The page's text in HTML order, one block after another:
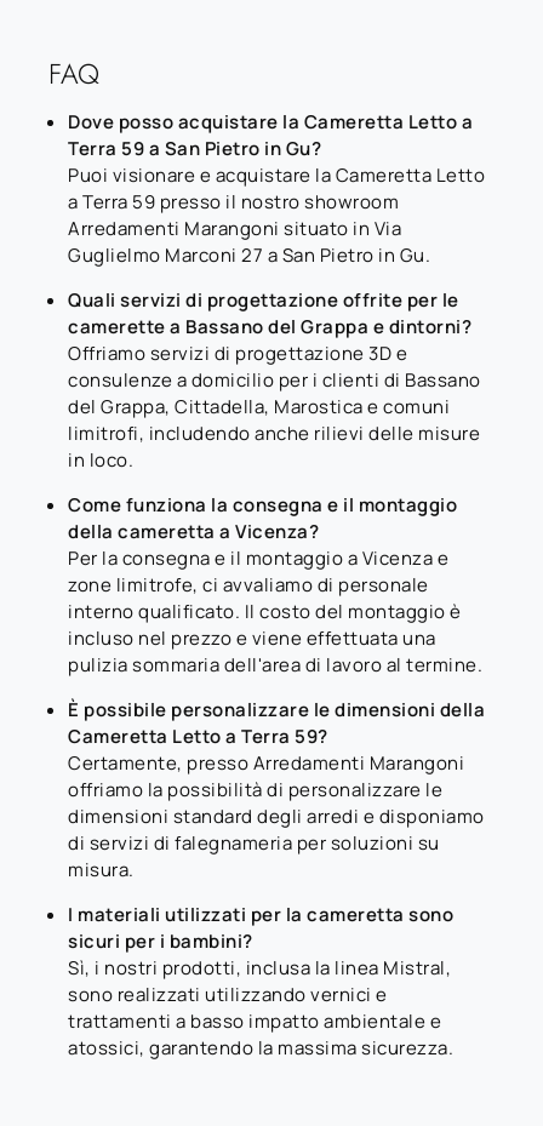
FAQ
Dove posso acquistare la Cameretta Letto a
Terra 59 a San Pietro in Gu?
Puoi visionare e acquistare la Cameretta Letto
a Terra 59 presso il nostro showroom
Arredamenti Marangoni situato in Via
Guglielmo Marconi 27 a San Pietro in Gu.
Quali servizi di progettazione offrite per le
camerette a Bassano del Grappa e dintorni?
Offriamo servizi di progettazione 3D e
consulenze a domicilio per i clienti di Bassano
del Grappa, Cittadella, Marostica e comuni
limitrofi, includendo anche rilievi delle misure
in loco.
Come funziona la consegna e il montaggio
della cameretta a Vicenza?
Per la consegna e il montaggio a Vicenza e
zone limitrofe, ci avvaliamo di personale
interno qualificato. Il costo del montaggio è
incluso nel prezzo e viene effettuata una
pulizia sommaria dell'area di lavoro al termine.
È possibile personalizzare le dimensioni della
Cameretta Letto a Terra 59?
Certamente, presso Arredamenti Marangoni
offriamo la possibilità di personalizzare le
dimensioni standard degli arredi e disponiamo
di servizi di falegnameria per soluzioni su
misura.
I materiali utilizzati per la cameretta sono
sicuri per i bambini?
Sì, i nostri prodotti, inclusa la linea Mistral,
sono realizzati utilizzando vernici e
trattamenti a basso impatto ambientale e
atossici, garantendo la massima sicurezza.